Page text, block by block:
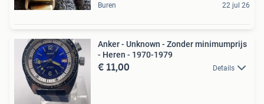
Buren 22 jul 26
Anker - Unknown - Zonder minimumprijs
- Heren - 1970-1979
€ 11,00 Details